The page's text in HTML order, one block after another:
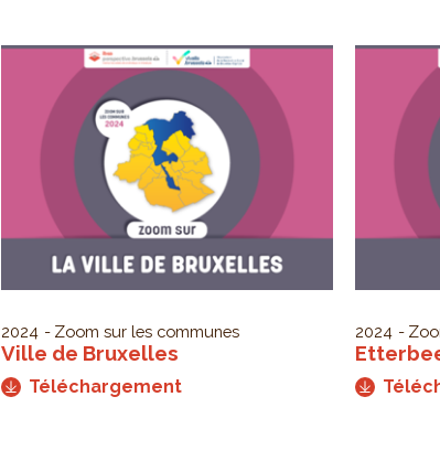
2024 Zoom sur les communes
Ville de Bruxelles
Téléchargement
2024